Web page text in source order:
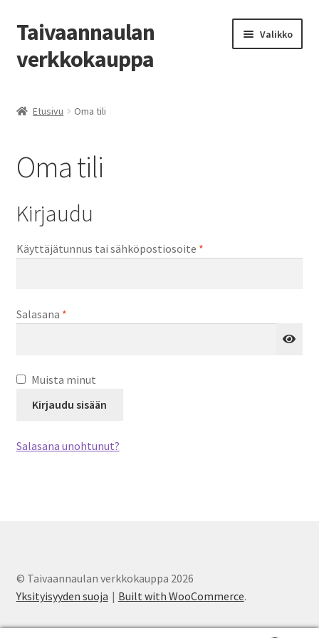
Siirry
navigointiin
Siirry
sisältöön
Taivaannaulan
verkkokauppa
Valikko
Oma tili
Ostoskori
Tietoa
Toimitusehdot
Etusivu Oma tili
Oma tili
Kirjaudu
Käyttäjätunnus tai sähköpostiosoite *Vaaditaan
Salasana *Vaaditaan
Muista minut
Kirjaudu sisään
Salasana unohtunut?
© Taivaannaulan verkkokauppa 2026
Yksityisyyden suoja
Built with WooCommerce.